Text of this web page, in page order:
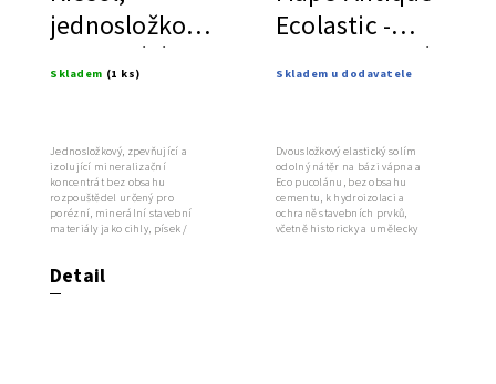
jednosložkový,
zpevňující
Skladem (1 ks)
Detail
Jednosložkový, zpevňující a
izolující mineralizační
koncentrát bez obsahu
rozpouštědel určený pro
porézní, minerální stavební
materiály jako cihly, písek /
Ecolastic -
hydroizolační
Skladem u dodavatele
Dvousložkový elastický solím
odolný nátěr na bázi vápna a
Eco pucolánu, bez obsahu
cementu, k hydroizolaci a
ochraně stavebních prvků,
včetně historicky a umělecky